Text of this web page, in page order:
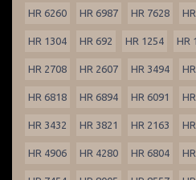
HR 6260 HR 6987 HR 7628
HR 1304 HR 692 HR 1254 HR
HR 2708 HR 2607 HR 3494
HR 6818 HR 6894 HR 6091
HR 3432 HR 3821 HR 2163
HR 4906 HR 4280 HR 6804